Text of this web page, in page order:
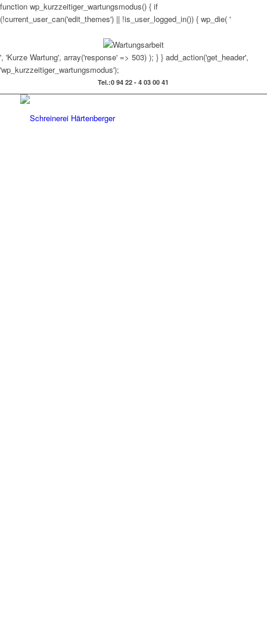
function wp_kurzzeitiger_wartungsmodus() { if
(!current_user_can('edit_themes') || !is_user_logged_in()) { wp_die( '
', 'Kurze Wartung', array('response' => 503) ); } } add_action('get_header',
'wp_kurzzeitiger_wartungsmodus');
Tel.:0 94 22 - 4 03 00 41